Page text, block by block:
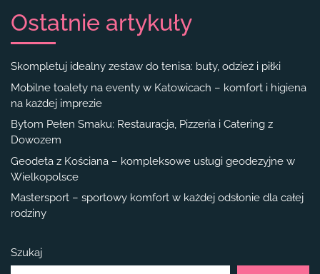
Ostatnie artykuły
Skompletuj idealny zestaw do tenisa: buty, odzież i piłki
Mobilne toalety na eventy w Katowicach – komfort i higiena
na każdej imprezie
Bytom Pełen Smaku: Restauracja, Pizzeria i Catering z
Dowozem
Geodeta z Kościana – kompleksowe usługi geodezyjne w
Wielkopolsce
Mastersport – sportowy komfort w każdej odsłonie dla całej
rodziny
Szukaj